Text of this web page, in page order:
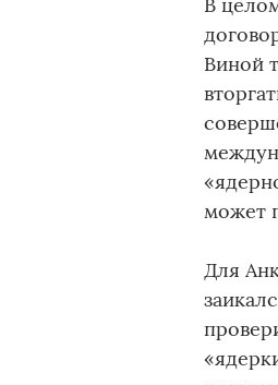
Виной
может
Для